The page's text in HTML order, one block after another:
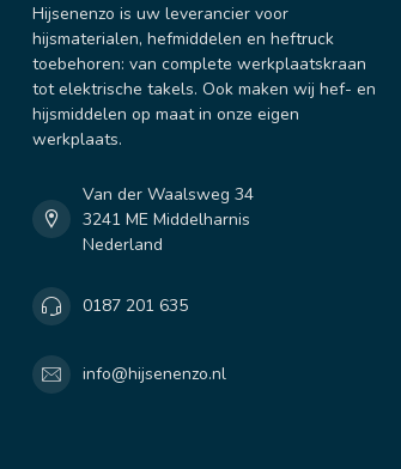
Hijsenenzo is uw leverancier voor
hijsmaterialen, hefmiddelen en heftruck
toebehoren: van complete werkplaatskraan
tot elektrische takels. Ook maken wij hef- en
hijsmiddelen op maat in onze eigen
werkplaats.
Van der Waalsweg 34
3241 ME Middelharnis
Nederland
0187 201 635
info@hijsenenzo.nl